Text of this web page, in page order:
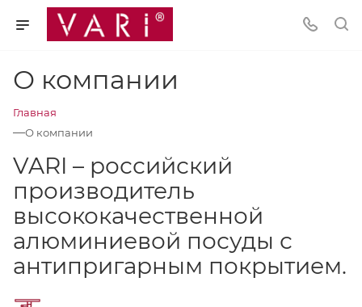
О компании
Главная
—О компании
VARI – российский
производитель
высококачественной
алюминиевой посуды с
антипригарным покрытием.